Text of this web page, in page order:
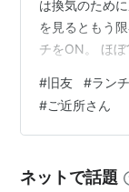
は換気のため
を見るともう
チをON。 ほ
し…とも思う昨
ランチでした
新卒で入った
した。その頃
#旧友 #ランチ
#ご近所さん
ネットで話題